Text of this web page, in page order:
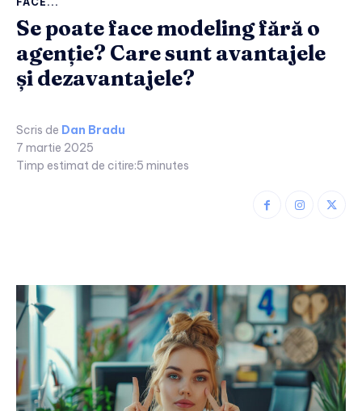
Se poate face modeling fără o
agenție? Care sunt avantajele
și dezavantajele?
Scris de Dan Bradu
7 martie 2025
Timp estimat de citire:5 minutes